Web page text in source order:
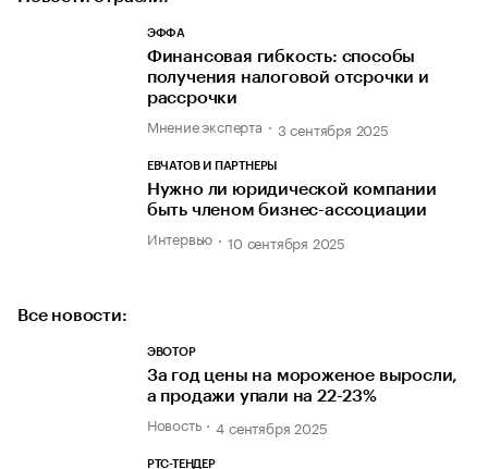
ЭФФА
Финансовая гибкость: способы
получения налоговой отсрочки и
рассрочки
Мнение эксперта 3 сентября 2025
ЕВЧАТОВ И ПАРТНЕРЫ
Нужно ли юридической компании
быть членом бизнес-ассоциации
Интервью 10 сентября 2025
Все новости:
ЭВОТОР
За год цены на мороженое выросли,
а продажи упали на 22-23%
Новость 4 сентября 2025
РТС-ТЕНДЕР